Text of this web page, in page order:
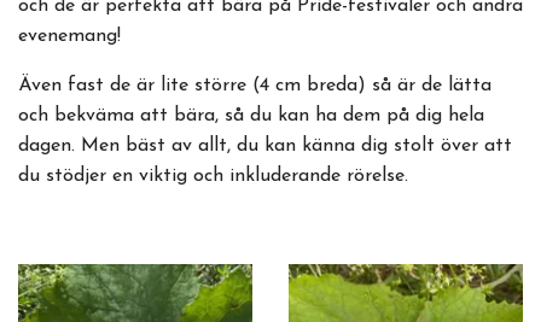
och de är perfekta att bära på Pride-festivaler och andra
evenemang!
Även fast de är lite större (4 cm breda) så är de lätta
och bekväma att bära, så du kan ha dem på dig hela
dagen. Men bäst av allt, du kan känna dig stolt över att
du stödjer en viktig och inkluderande rörelse.